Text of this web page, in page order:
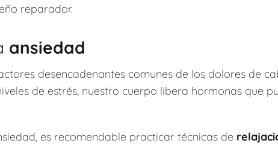
reparador.
ansiedad
desencadenantes comunes de los dolores de
de estrés, nuestro cuerpo libera hormonas que
es recomendable practicar técnicas de